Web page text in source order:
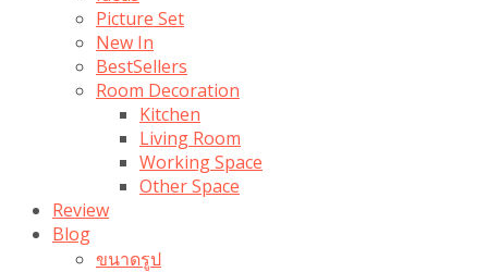
Picture Set
New In
BestSellers
Room Decoration
Kitchen
Living Room
Working Space
Other Space
Review
Blog
ขนาดรูป